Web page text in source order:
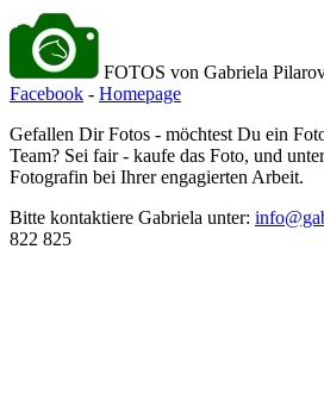
FOTOS von Gabriela
Facebook - Homepage
Gefallen Dir Fotos - möchtest Du ein
Team? Sei fair - kaufe das Foto, und
Fotografin bei Ihrer engagierten Arbeit.
Bitte kontaktiere Gabriela unter:
822 825